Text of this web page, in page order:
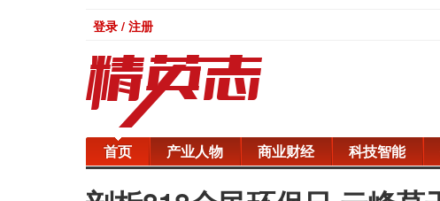
登录 / 注册
首页 产业人物 商业财经 科技智能